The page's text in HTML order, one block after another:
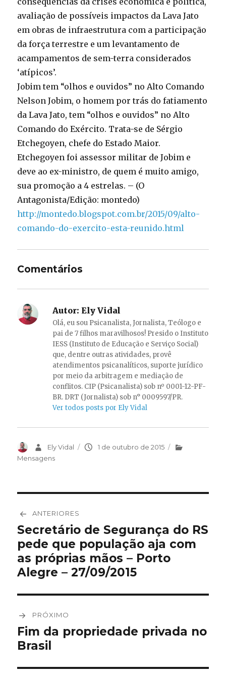
avaliação de possíveis impactos da Lava Jato
em obras de infraestrutura com a participação
da força terrestre e um levantamento de
acampamentos de sem-terra considerados
‘atípicos’.
Jobim tem “olhos e ouvidos” no Alto Comando
Nelson Jobim, o homem por trás do fatiamento
da Lava Jato, tem “olhos e ouvidos” no Alto
Comando do Exército. Trata-se de Sérgio
Etchegoyen, chefe do Estado Maior.
Etchegoyen foi assessor militar de Jobim e
deve ao ex-ministro, de quem é muito amigo,
sua promoção a 4 estrelas. – (O
Antagonista/Edição: montedo)
http://montedo.blogspot.com.br/2015/09/alto-
comando-do-exercito-esta-reunido.html
Comentários
Autor: Ely Vidal
Olá, eu sou Psicanalista, Jornalista, Teólogo e
pai de 7 filhos maravilhosos! Presido o Instituto
IESS (Instituto de Educação e Serviço Social)
que, dentre outras atividades, provê
atendimentos psicanalíticos, suporte jurídico
por meio da arbitragem e mediação de
conflitos. CIP (Psicanalista) sob nº 0001-12-PF-
BR. DRT (Jornalista) sob n° 0009597/PR.
Ver todos posts por Ely Vidal
AutorEly Vidal
Publicado
1 de outubro de 2015
Categorias
Mensagens
de
Post
ANTERIORES
Post
anterior:
Secretário de Segurança do RS
pede que população aja com
as próprias mãos – Porto
Alegre – 27/09/2015
PRÓXIMO
Próximo
post:
Fim da propriedade privada no
Brasil